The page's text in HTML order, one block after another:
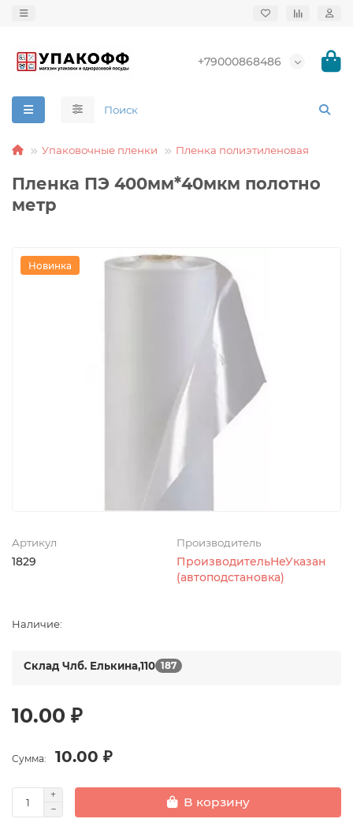
+79000868486
Упаковочные пленки Пленка полиэтиленовая
Пленка ПЭ 400мм*40мкм полотно
метр
Новинка
Артикул
1829
Производитель
ПроизводительНеУказан
(автоподстановка)
Наличие:
Склад Члб. Елькина,110 187
10.00 ₽
Сумма: 10.00 ₽
В корзину